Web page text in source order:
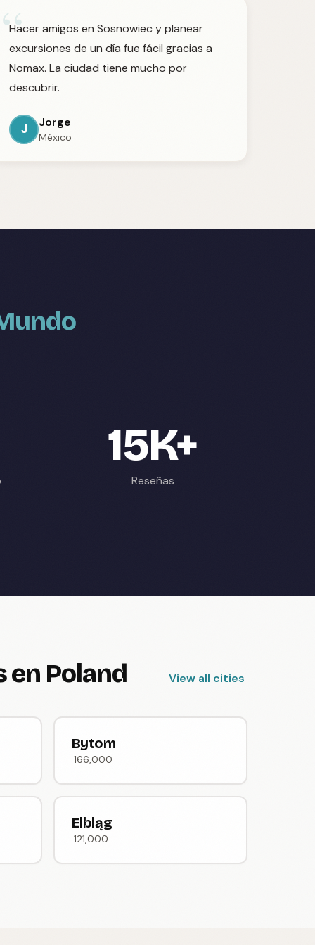
“
Hacer amigos en Sosnowiec y planear
excursiones de un día fue fácil gracias a
Nomax. La ciudad tiene mucho por
descubrir.
J Jorge
México
15K+
Reseñas
en Poland View all cities
Bytom
166,000
Elbląg
121,000